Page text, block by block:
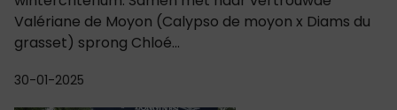
Valériane de Moyon (Calypso de moyon x Diams du
grasset) sprong Chloé...
30-01-2025